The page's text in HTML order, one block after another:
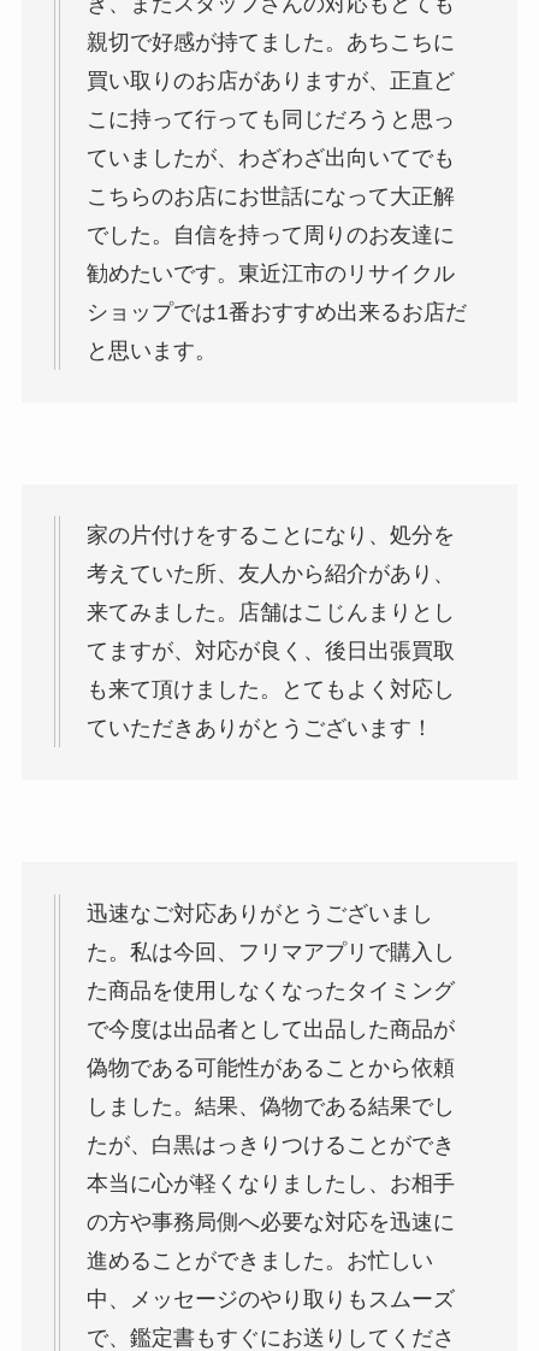
親切で好感が持てました。あちこちに
買い取りのお店がありますが、正直ど
こに持って行っても同じだろうと思っ
ていましたが、わざわざ出向いてでも
こちらのお店にお世話になって大正解
でした。自信を持って周りのお友達に
勧めたいです。東近江市のリサイクル
ショップでは1番おすすめ出来るお店だ
と思います。
家の片付けをすることになり、処分を
考えていた所、友人から紹介があり、
来てみました。店舗はこじんまりとし
てますが、対応が良く、後日出張買取
も来て頂けました。とてもよく対応し
ていただきありがとうございます！
迅速なご対応ありがとうございまし
た。私は今回、フリマアプリで購入し
た商品を使用しなくなったタイミング
で今度は出品者として出品した商品が
偽物である可能性があることから依頼
しました。結果、偽物である結果でし
たが、白黒はっきりつけることができ
本当に心が軽くなりましたし、お相手
の方や事務局側へ必要な対応を迅速に
進めることができました。お忙しい
中、メッセージのやり取りもスムーズ
で、鑑定書もすぐにお送りしてくださ